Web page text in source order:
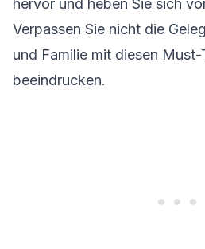
hervor und heben Sie sich
Verpassen Sie nicht die
und Familie mit diesen
beeindrucken.